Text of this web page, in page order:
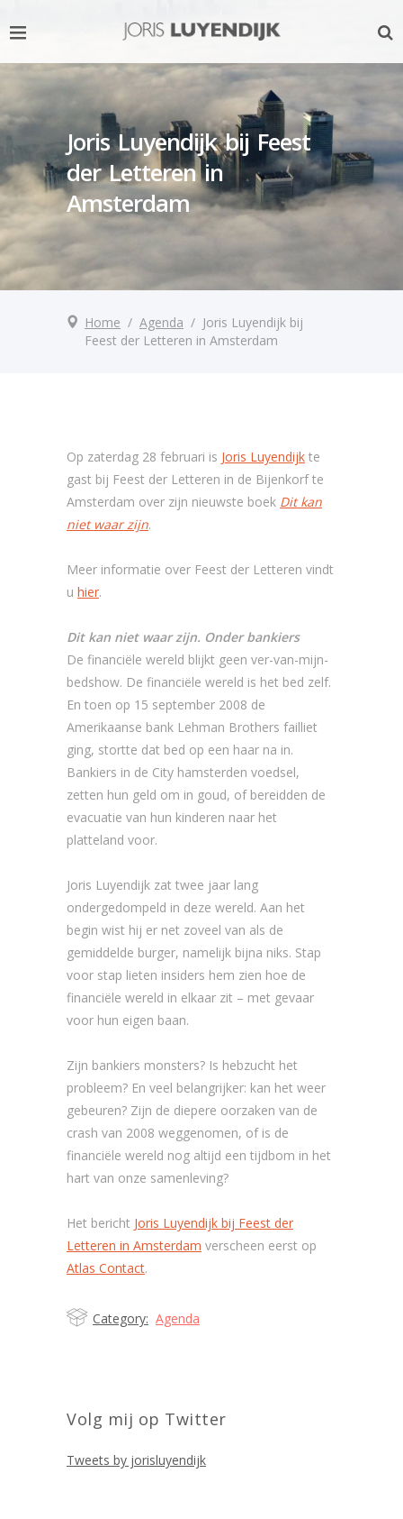
Joris Luyendijk bij Feest
der Letteren in
Amsterdam
Home / Agenda / Joris Luyendijk bij
Feest der Letteren in Amsterdam
Op zaterdag 28 februari is Joris Luyendijk te
gast bij Feest der Letteren in de Bijenkorf te
Amsterdam over zijn nieuwste boek Dit kan
niet waar zijn.
Meer informatie over Feest der Letteren vindt
u hier.
Dit kan niet waar zijn. Onder bankiers
De financiële wereld blijkt geen ver-van-mijn-
bedshow. De financiële wereld is het bed zelf.
En toen op 15 september 2008 de
Amerikaanse bank Lehman Brothers failliet
ging, stortte dat bed op een haar na in.
Bankiers in de City hamsterden voedsel,
zetten hun geld om in goud, of bereidden de
evacuatie van hun kinderen naar het
platteland voor.
Joris Luyendijk zat twee jaar lang
ondergedompeld in deze wereld. Aan het
begin wist hij er net zoveel van als de
gemiddelde burger, namelijk bijna niks. Stap
voor stap lieten insiders hem zien hoe de
financiële wereld in elkaar zit – met gevaar
voor hun eigen baan.
Zijn bankiers monsters? Is hebzucht het
probleem? En veel belangrijker: kan het weer
gebeuren? Zijn de diepere oorzaken van de
crash van 2008 weggenomen, of is de
financiële wereld nog altijd een tijdbom in het
hart van onze samenleving?
Het bericht Joris Luyendijk bij Feest der
Letteren in Amsterdam verscheen eerst op
Atlas Contact.
Category: Agenda
Volg mij op Twitter
Tweets by jorisluyendijk